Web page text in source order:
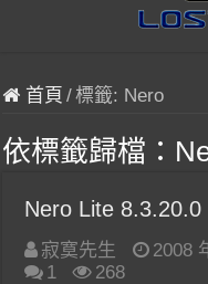
首頁 /標籤: Nero
依標籤歸檔：
Nero Lite
寂寞先生 2008
1
268